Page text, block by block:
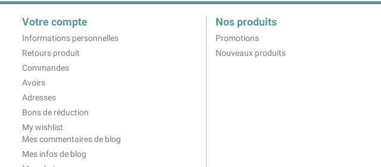
Votre compte
Informations personnelles
Retours produit
Commandes
Avoirs
Adresses
Bons de réduction
My wishlist
Mes commentaires de blog
Mes infos de blog
Nos produits
Promotions
Nouveaux produits